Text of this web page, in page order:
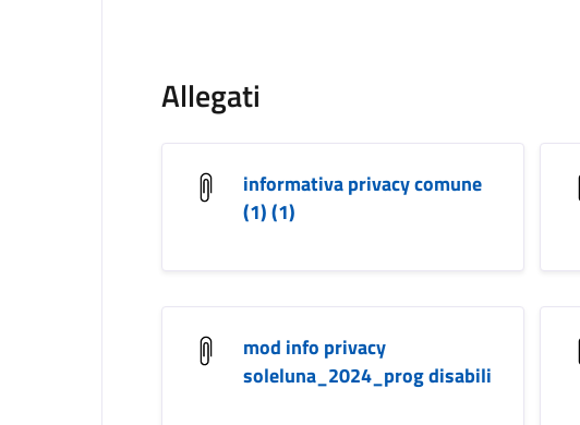
Allegati
informativa privacy comune
(1) (1)
mod info privacy
soleluna_2024_prog disabili